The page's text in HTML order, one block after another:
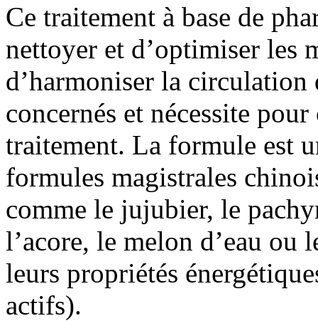
Ce traitement à base de
nettoyer et d’optimiser les
d’harmoniser la circulation
concernés et nécessite
traitement. La formule est
formules magistrales
comme le jujubier, le
l’acore, le melon d’eau ou
leurs propriétés
actifs).